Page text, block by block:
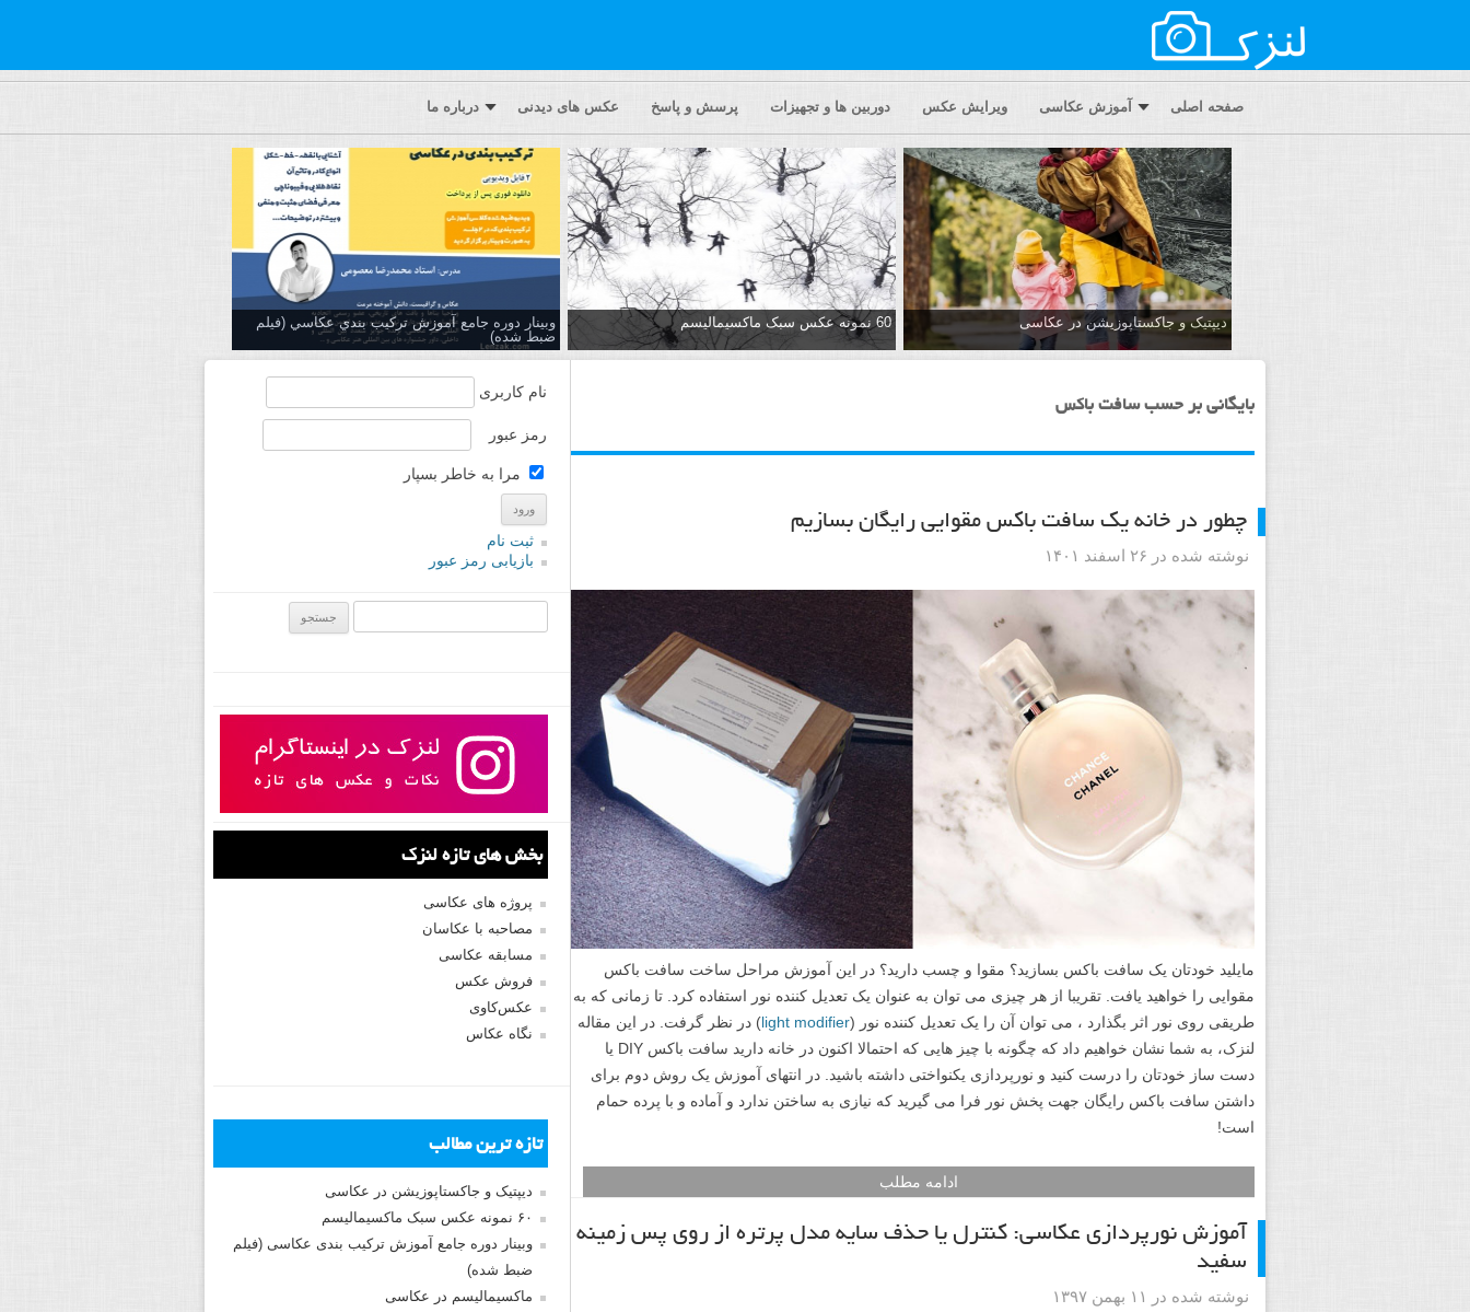
صفحه اصلی آموزش عکاسی ویرایش عکس دوربین ها و تجهیزات پرسش و پاسخ عکس های دیدنی درباره ما
دیپتیک و جاکستا‌پوزیشن در عکاسی 60 نمونه عکس سبک ماکسیمالیسم
وبینار دوره جامع آموزش تركيب بندي عكاسي (فیلم
ضبط شده)
بایگانی بر حسب سافت باکس
چطور در خانه یک سافت باکس مقوایی رایگان بسازیم
نوشته شده در ۲۶ اسفند ۱۴۰۱
مایلید خودتان یک سافت باکس بسازید؟ مقوا و چسب دارید؟ در این آموزش مراحل ساخت سافت باکس
مقوایی را خواهید یافت. تقریبا از هر چیزی می توان به عنوان یک تعدیل کننده نور استفاده کرد. تا زمانی که به
طریقی روی نور اثر بگذارد ، می توان آن را یک تعدیل کننده نور (light modifier) در نظر گرفت. در این مقاله
لنزک، به شما نشان خواهیم داد که چگونه با چیز هایی که احتمالا اکنون در خانه دارید سافت باکس DIY یا
دست ساز خودتان را درست کنید و نورپردازی یکنواختی داشته باشید. در انتهای آموزش یک روش دوم برای
داشتن سافت باکس رایگان جهت پخش نور فرا می گیرید که نیازی به ساختن ندارد و آماده و با پرده حمام
است!
ادامه مطلب
آموزش نورپردازی عکاسی: کنترل یا حذف سایه مدل پرتره از روی پس زمینه
سفید
نوشته شده در ۱۱ بهمن ۱۳۹۷
نام کاربری
رمز عبور
مرا به خاطر بسپار
ثبت نام
بازیابی رمز عبور
بخش های تازه لنزک
پروژه های عکاسی
مصاحبه با عکاسان
مسابقه عکاسی
فروش عکس
عکس‌کاوی
نگاه عکاس
تازه ترین مطالب
دیپتیک و جاکستا‌پوزیشن در عکاسی
۶۰ نمونه عکس سبک ماکسیمالیسم
وبینار دوره جامع آموزش ترکیب بندی عکاسی (فیلم
ضبط شده)
ماکسیمالیسم در عکاسی